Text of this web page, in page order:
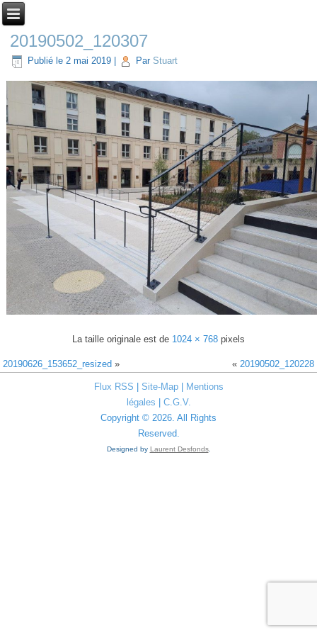
20190502_120307
Publié le 2 mai 2019 Par Stuart
La taille originale est de 1024 × 768 pixels
20190626_153652_resized » « 20190502_120228
Flux RSS Site-Map|
Mentions
légales
C.G.V.
Copyright © 2026. All Rights
Reserved.
Designed by Laurent Desfonds.